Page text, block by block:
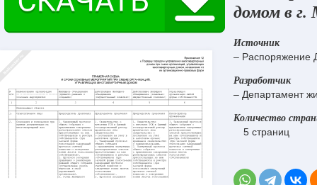
домом в г.
Источник
– Распоряжение
Разработчик
– Департамент
Количество
5 страниц